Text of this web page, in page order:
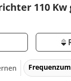
110 Kw